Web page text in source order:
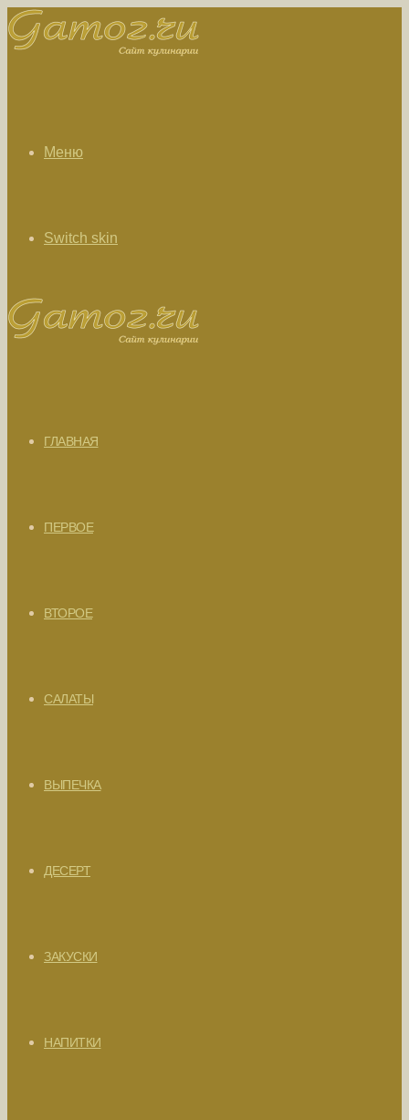
Меню
Switch skin
ГЛАВНАЯ
ПЕРВОЕ
ВТОРОЕ
САЛАТЫ
ВЫПЕЧКА
ДЕСЕРТ
ЗАКУСКИ
НАПИТКИ